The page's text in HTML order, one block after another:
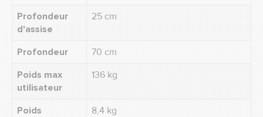
Profondeur
d'assise
25 cm
Profondeur
70 cm
Poids max
utilisateur
136 kg
Poids
8,4 kg